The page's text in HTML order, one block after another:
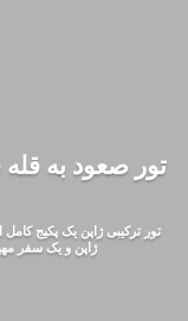
تور صعود به
تور ترکیبی ژاپن یک پکیج
ژاپن و یک سفر